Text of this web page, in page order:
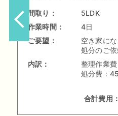
間取り：
5LDK
作業時間：
4日
ご要望：
空き家に
処分のご
内訳：
整理作業費
処分費：
合計費用：